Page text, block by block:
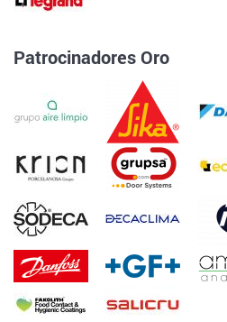
Patrocinadores Oro